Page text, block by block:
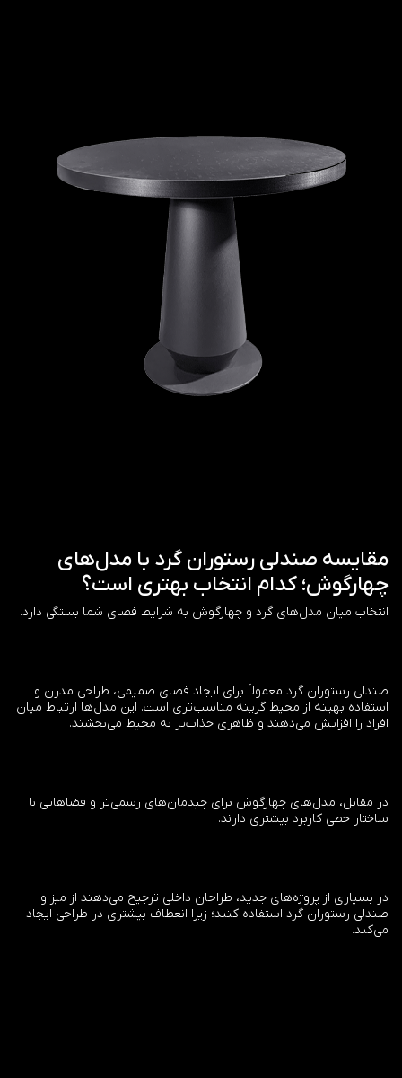
مقایسه صندلی رستوران گرد با مدل‌های
چهارگوش؛ کدام انتخاب بهتری است؟
انتخاب میان مدل‌های گرد و چهارگوش به شرایط فضای شما بستگی دارد.
صندلی رستوران گرد معمولاً برای ایجاد فضای صمیمی، طراحی مدرن و
استفاده بهینه از محیط گزینه مناسب‌تری است. این مدل‌ها ارتباط میان
افراد را افزایش می‌دهند و ظاهری جذاب‌تر به محیط می‌بخشند.
در مقابل، مدل‌های چهارگوش برای چیدمان‌های رسمی‌تر و فضاهایی با
ساختار خطی کاربرد بیشتری دارند.
در بسیاری از پروژه‌های جدید، طراحان داخلی ترجیح می‌دهند از میز و
صندلی رستوران گرد استفاده کنند؛ زیرا انعطاف بیشتری در طراحی ایجاد
می‌کند.